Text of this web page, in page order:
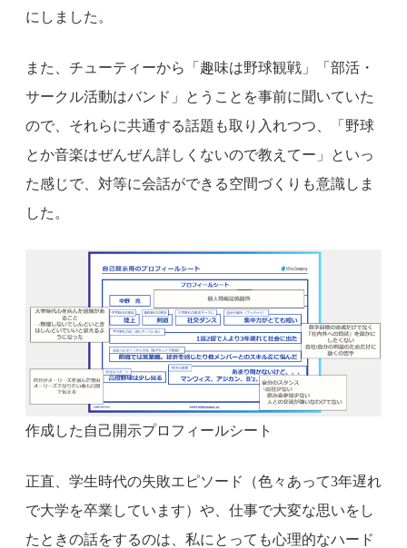
にしました。
また、チューティーから「趣味は野球観戦」「部活・
サークル活動はバンド」とうことを事前に聞いていた
ので、それらに共通する話題も取り入れつつ、「野球
とか音楽はぜんぜん詳しくないので教えてー」といっ
た感じで、対等に会話ができる空間づくりも意識しま
した。
作成した自己開示プロフィールシート
正直、学生時代の失敗エピソード（色々あって3年遅れ
で大学を卒業しています）や、仕事で大変な思いをし
たときの話をするのは、私にとっても心理的なハード